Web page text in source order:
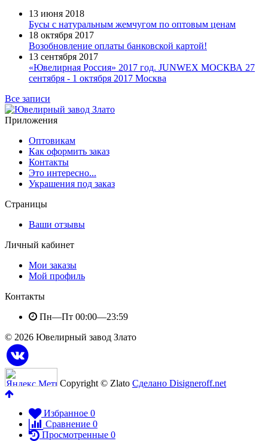
13 июня 2018
Бусы с натуральным жемчугом по оптовым ценам
18 октября 2017
Возобновление оплаты банковской картой!
13 сентября 2017
«Ювелирная Россия» 2017 год. JUNWEX МОСКВА 27
сентября - 1 октября 2017 Москва
Все записи
Приложения
Оптовикам
Как оформить заказ
Контакты
Это интересно...
Украшения под заказ
Страницы
Ваши отзывы
Личный кабинет
Мои заказы
Мой профиль
Контакты
Пн—Пт 00:00—23:59
© 2026 Ювелирный завод Злато
Copyright © Zlato Сделано Disigneroff.net
Избранное 0
Сравнение 0
Просмотренные 0